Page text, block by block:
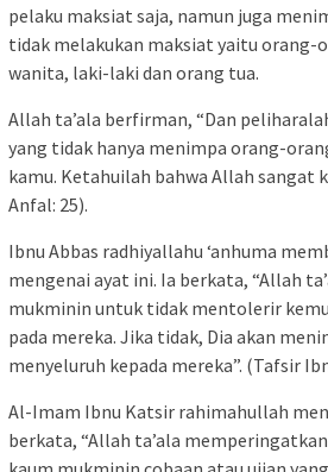
pelaku maksiat saja, namun juga
tidak melakukan maksiat yaitu orang-
wanita, laki-laki dan orang tua.
Allah ta’ala berfirman, “Dan
yang tidak hanya menimpa orang-
kamu. Ketahuilah bahwa Allah sangat
Anfal: 25).
Ibnu Abbas radhiyallahu ‘anhuma
mengenai ayat ini. Ia berkata, “Allah
mukminin untuk tidak mentolerir
pada mereka. Jika tidak, Dia akan
menyeluruh kepada mereka”. (Tafsir
Al-Imam Ibnu Katsir rahimahullah
berkata, “Allah ta’ala